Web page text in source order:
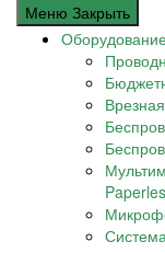
Меню Закрыть